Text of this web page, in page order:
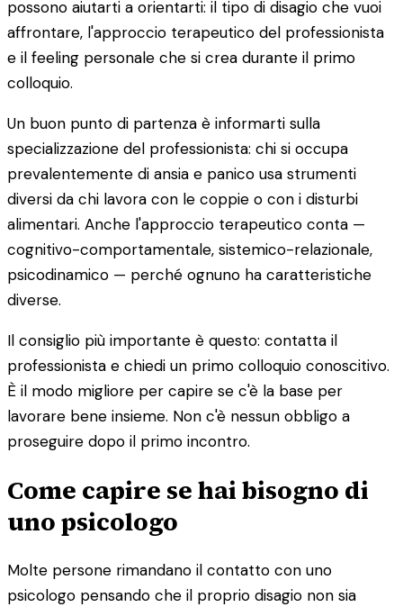
possono aiutarti a orientarti: il tipo di disagio che vuoi
affrontare, l'approccio terapeutico del professionista
e il feeling personale che si crea durante il primo
colloquio.
Un buon punto di partenza è informarti sulla
specializzazione del professionista: chi si occupa
prevalentemente di ansia e panico usa strumenti
diversi da chi lavora con le coppie o con i disturbi
alimentari. Anche l'approccio terapeutico conta —
cognitivo-comportamentale, sistemico-relazionale,
psicodinamico — perché ognuno ha caratteristiche
diverse.
Il consiglio più importante è questo: contatta il
professionista e chiedi un primo colloquio conoscitivo.
È il modo migliore per capire se c'è la base per
lavorare bene insieme. Non c'è nessun obbligo a
proseguire dopo il primo incontro.
Come capire se hai bisogno di
uno psicologo
Molte persone rimandano il contatto con uno
psicologo pensando che il proprio disagio non sia